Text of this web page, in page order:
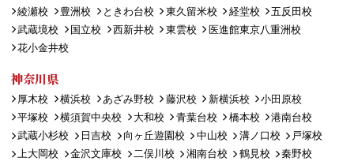
綾瀬校
豊洲校 ときわ台校 東久留米校 経堂校
五反田校
武蔵境校
国立校 西新井校 東雲校
医進館東京八重洲校
花小金井校
神奈川県
厚木校 横浜校 あざみ野校 藤沢校 新横浜校
小田原校
平塚校
横須賀中央校 大和校 青葉台校 橋本校
港南台校
武蔵小杉校
日吉校 向ヶ丘遊園校 中山校 溝ノ口校
戸塚校
上大岡校
金沢文庫校 二俣川校 湘南台校 鶴見校
秦野校